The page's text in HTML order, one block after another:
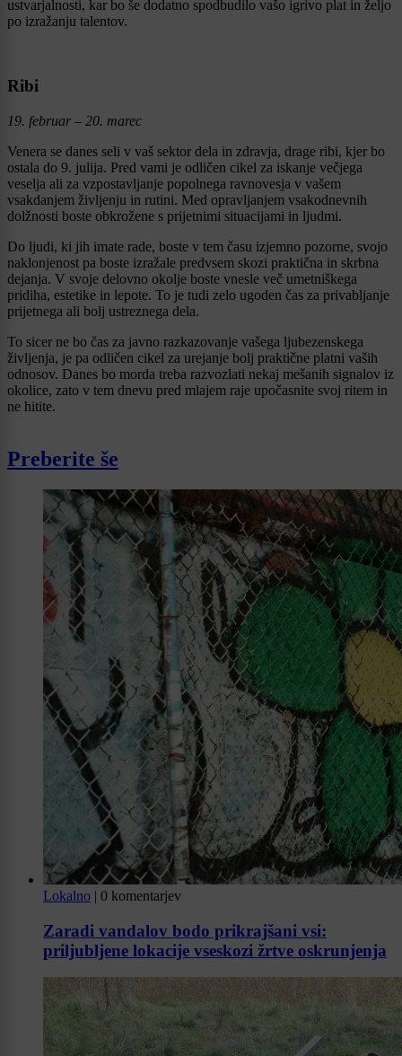
ustvarjalnosti, kar bo še dodatno spodbudilo vašo igrivo plat in željo
po izražanju talentov.
Ribi
19. februar – 20. marec
Venera se danes seli v vaš sektor dela in zdravja, drage ribi, kjer bo
ostala do 9. julija. Pred vami je odličen cikel za iskanje večjega
veselja ali za vzpostavljanje popolnega ravnovesja v vašem
vsakdanjem življenju in rutini. Med opravljanjem vsakodnevnih
dolžnosti boste obkrožene s prijetnimi situacijami in ljudmi.
Do ljudi, ki jih imate rade, boste v tem času izjemno pozorne, svojo
naklonjenost pa boste izražale predvsem skozi praktična in skrbna
dejanja. V svoje delovno okolje boste vnesle več umetniškega
pridiha, estetike in lepote. To je tudi zelo ugoden čas za privabljanje
prijetnega ali bolj ustreznega dela.
To sicer ne bo čas za javno razkazovanje vašega ljubezenskega
življenja, je pa odličen cikel za urejanje bolj praktične platni vaših
odnosov. Danes bo morda treba razvozlati nekaj mešanih signalov iz
okolice, zato v tem dnevu pred mlajem raje upočasnite svoj ritem in
ne hitite.
Preberite še
Lokalno | 0 komentarjev
Zaradi vandalov bodo prikrajšani vsi:
priljubljene lokacije vseskozi žrtve oskrunjenja